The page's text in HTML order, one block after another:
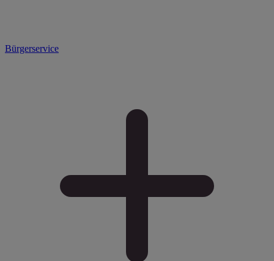
Bürgerservice